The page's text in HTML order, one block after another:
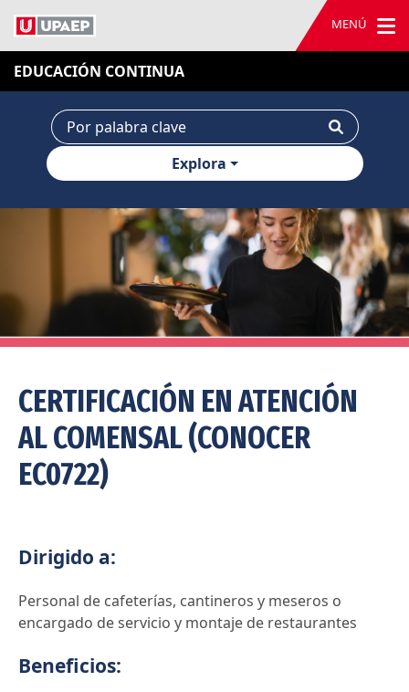
MENÚ
EDUCACIÓN CONTINUA
Explora
CERTIFICACIÓN EN ATENCIÓN
AL COMENSAL (CONOCER
EC0722)
Dirigido a:
Personal de cafeterías, cantineros y meseros o
encargado de servicio y montaje de restaurantes
Beneficios: